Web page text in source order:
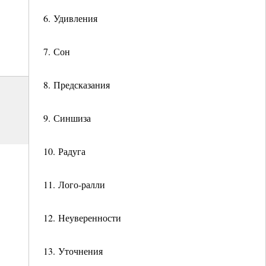
6. Удивления
7. Сон
8. Предсказания
9. Синшиза
10. Радуга
11. Лого-ралли
12. Неуверенности
13. Уточнения